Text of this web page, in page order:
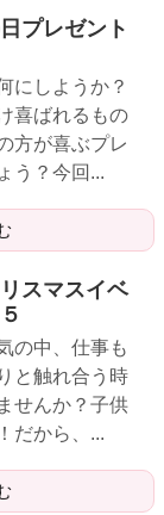
プレゼント
にしようか？
喜ばれるもの
方が喜ぶプレ
う？今回...
スマスイベ
の中、仕事も
と触れ合う時
せんか？子供
だから、...